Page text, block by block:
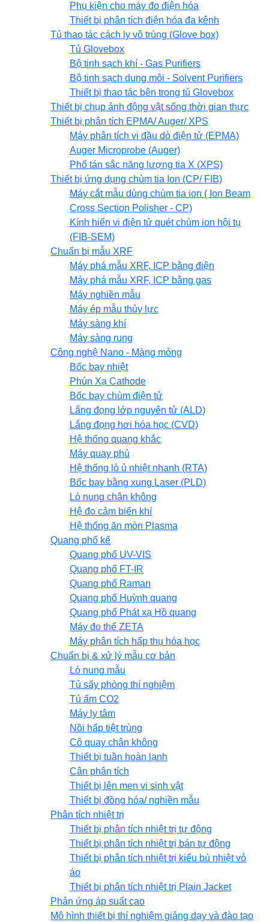
Phụ kiện cho máy đo điện hóa
Thiết bị phân tích điện hóa đa kênh
Tủ thao tác cách ly vô trùng (Glove box)
Tủ Glovebox
Bộ tinh sạch khí - Gas Purifiers
Bộ tinh sạch dung môi - Solvent Purifiers
Thiết bị thao tác bên trong tủ Glovebox
Thiết bị chụp ảnh động vật sống thời gian thực
Thiết bị phân tích EPMA/ Auger/ XPS
Máy phân tích vi đầu dò điện tử (EPMA)
Auger Microprobe (Auger)
Phổ tán sắc năng lượng tia X (XPS)
Thiết bị ứng dụng chùm tia Ion (CP/ FIB)
Máy cắt mẫu dùng chùm tia ion ( Ion Beam
Cross Section Polisher - CP)
Kính hiển vi điện tử quét chùm ion hội tụ
(FIB-SEM)
Chuẩn bị mẫu XRF
Máy phá mẫu XRF, ICP bằng điện
Máy phá mẫu XRF, ICP bằng gas
Máy nghiền mẫu
Máy ép mẫu thủy lực
Máy sàng khí
Máy sàng rung
Công nghệ Nano - Màng mỏng
Bốc bay nhiệt
Phún Xạ Cathode
Bốc bay chùm điện tử
Lắng đọng lớp nguyên tử (ALD)
Lắng đọng hơi hóa học (CVD)
Hệ thống quang khắc
Máy quay phủ
Hệ thống lò ủ nhiệt nhanh (RTA)
Bốc bay bằng xung Laser (PLD)
Lò nung chân không
Hệ đo cảm biến khí
Hệ thống ăn mòn Plasma
Quang phổ kế
Quang phổ UV-VIS
Quang phổ FT-IR
Quang phổ Raman
Quang phổ Huỳnh quang
Quang phổ Phát xạ Hồ quang
Máy đo thế ZETA
Máy phân tích hấp thụ hóa học
Chuẩn bị & xử lý mẫu cơ bản
Lò nung mẫu
Tủ sấy phòng thí nghiệm
Tủ ấm CO2
Máy ly tâm
Nồi hấp tiệt trùng
Cô quay chân không
Thiết bị tuần hoàn lạnh
Cân phân tích
Thiết bị lên men vi sinh vật
Thiết bị đồng hóa/ nghiền mẫu
Phân tích nhiệt trị
Thiết bị phân tích nhiệt trị tự động
Thiết bị phân tích nhiệt trị bán tự động
Thiết bị phân tích nhiệt trị kiểu bù nhiệt vỏ
áo
Thiết bị phân tích nhiệt trị Plain Jacket
Phản ứng áp suất cao
Mô hình thiết bị thí nghiệm giảng dạy và đào tạo